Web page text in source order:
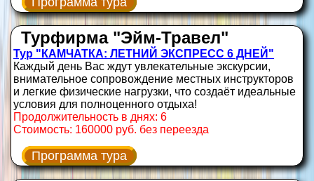
Турфирма "Эйм-Травел"
Тур "КАМЧАТКА: ЛЕТНИЙ ЭКСПРЕСС 6 ДНЕЙ"
Каждый день Вас ждут увлекательные экскурсии,
внимательное сопровождение местных инструкторов
и легкие физические нагрузки, что создаёт идеальные
условия для полноценного отдыха!
Продолжительность в днях: 6
Стоимость: 160000 руб. без переезда
Программа тура